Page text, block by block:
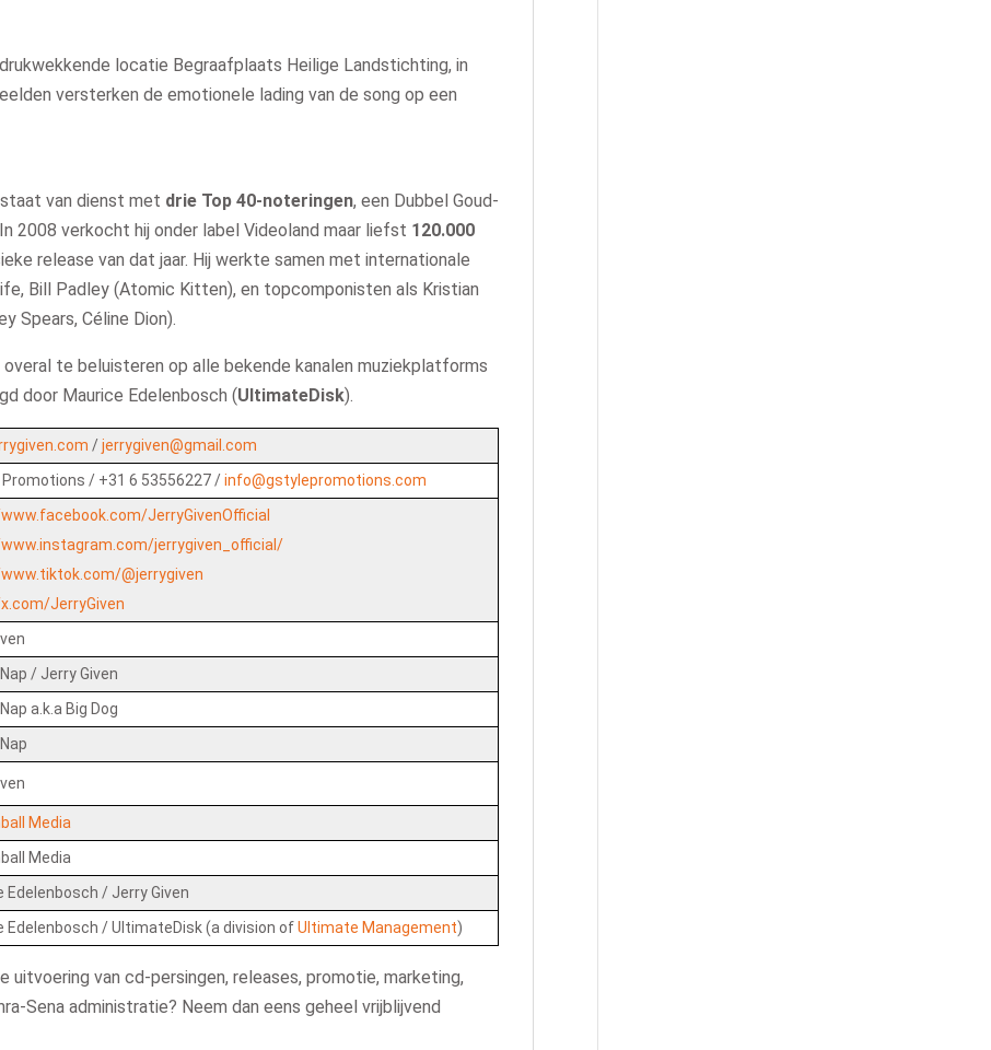
locatie Begraafplaats Heilige Landstichting, in
versterken de emotionele lading van de song op een
van dienst met drie Top 40‑noteringen, een Dubbel Goud-
2008 verkocht hij onder label Videoland maar liefst 120.000
release van dat jaar. Hij werkte samen met internationale
Bill Padley (Atomic Kitten), en topcomponisten als Kristian
Spears, Céline Dion).
overal te beluisteren op alle bekende kanalen muziekplatforms
door Maurice Edelenbosch (UltimateDisk).
/jerrygiven@gmail.com
Promotions / +31 6 53556227 /info@gstylepromotions.com
JerryGivenOfficial
jerrygiven_official/
@jerrygiven
JerryGiven
/ Jerry Given
a.k.a Big Dog
Media
Media
Edelenbosch / Jerry Given
Edelenbosch / UltimateDisk (a division ofUltimate Management)
van cd-persingen, releases, promotie, marketing,
Sena administratie? Neem dan eens geheel vrijblijvend